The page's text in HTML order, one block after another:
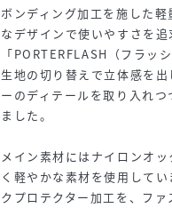
ボンディング加工を施した
なデザインで使いやすさを
「PORTERFLASH（フラッ
生地の切り替えで立体感を
ーのディテールを取り入れ
ました。
メイン素材にはナイロンオ
く軽やかな素材を使用して
クプロテクター加工を、フ